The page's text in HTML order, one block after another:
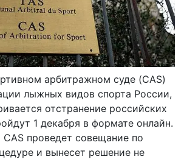
арбитражном суде (CAS)
лыжных видов спорта России,
отстранение российских
1 декабря в формате онлайн.
проведет совещание по
и вынесет решение не